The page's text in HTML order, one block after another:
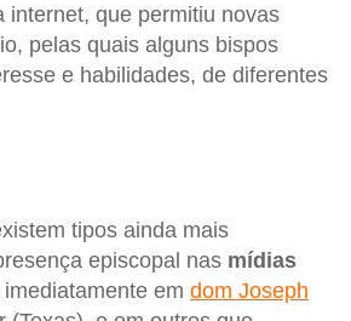
internet, que permitiu novas
pelas quais alguns bispos
e habilidades, de diferentes
tipos ainda mais
episcopal nas mídias
em dom Joseph